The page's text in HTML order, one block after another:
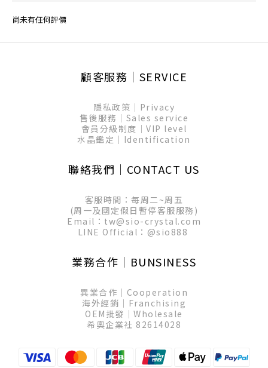
尚未有任何評價
顧客服務│SERVICE
隱私政策│Privacy
售後服務│Sales service
會員分級制度│VIP level
水晶鑑定│Identification
聯絡我們│CONTACT US
客服時間：每周二~周五
(周一及國定假日暫停客服服務)
Email：tw@sio-crystal.com
LINE Official： @sio888
業務合作│BUNSINESS
異業合作│Cooperation
海外經銷│Franchising
OEM批發│Wholesale
希奧企業社 82614028